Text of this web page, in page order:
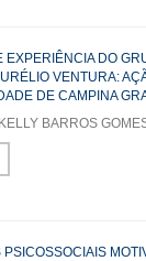
EXPERIÊNCIA DO
VENTURA:
DE CAMPINA
BARROS